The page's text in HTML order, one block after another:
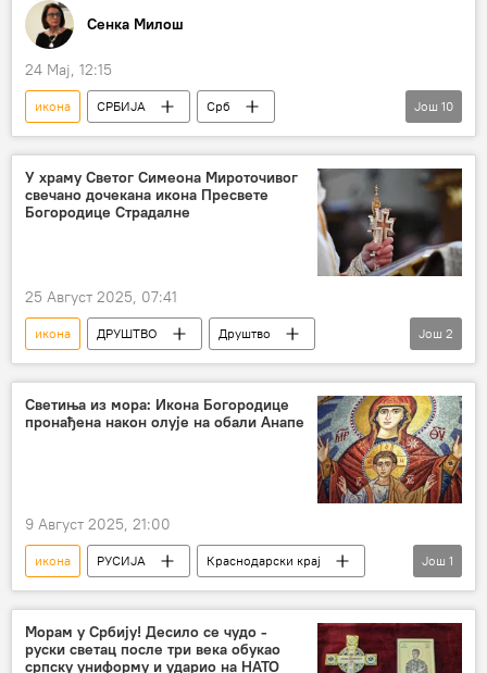
Сенка Милош
24 Мај, 12:15
икона СРБИЈА
Срб
Србија – друштво
Русија
Русија – друштво
Кјахта
Сава Владиславић
Пећка патријаршија
Још 10
У храму Светог Симеона Мироточивог
свечано дочекана икона Пресвете
Богородице Страдалне
25 Август 2025, 07:41
икона ДРУШТВО
Друштво
Србија – друштво
СПЦ
Још 2
Светиња из мора: Икона Богородице
пронађена након олује на обали Анапе
9 Август 2025, 21:00
икона РУСИЈА
Краснодарски крај
Русија
Још 1
Морам у Србију! Десило се чудо -
руски светац после три века обукао
српску униформу и ударио на НАТО